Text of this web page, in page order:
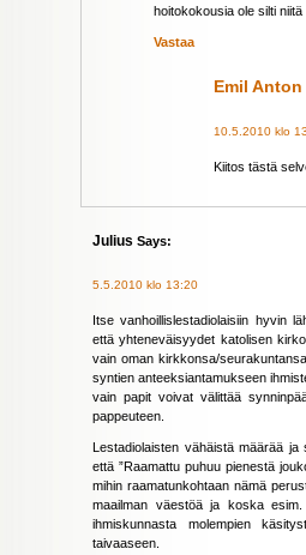
hoitokokousia ole silti
Vastaa
Emil Anton
10.5.2010 klo
Kiitos tästä
Julius Says:
5.5.2010 klo 13:20
Itse vanhoillislestadiolaisiin hyvin
että yhteneväisyydet katolisen
vain oman kirkkonsa/
syntien anteeksiantamukseen
vain papit voivat välittää
pappeuteen.
Lestadiolaisten vähäistä määrää
että ”Raamattu puhuu pienestä
mihin raamatunkohtaan nämä
maailman väestöä ja koska
ihmiskunnasta molempien
taivaaseen.